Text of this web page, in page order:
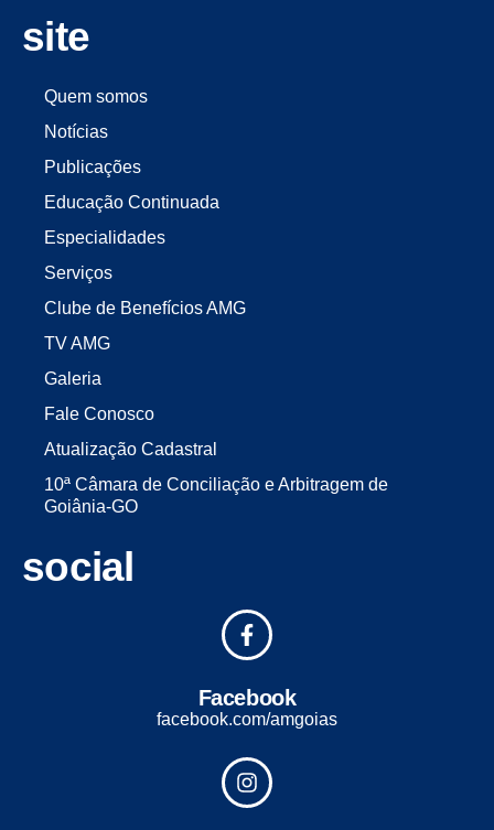
site
Quem somos
Notícias
Publicações
Educação Continuada
Especialidades
Serviços
Clube de Benefícios AMG
TV AMG
Galeria
Fale Conosco
Atualização Cadastral
10ª Câmara de Conciliação e Arbitragem de
Goiânia-GO
social
Facebook
facebook.com/amgoias